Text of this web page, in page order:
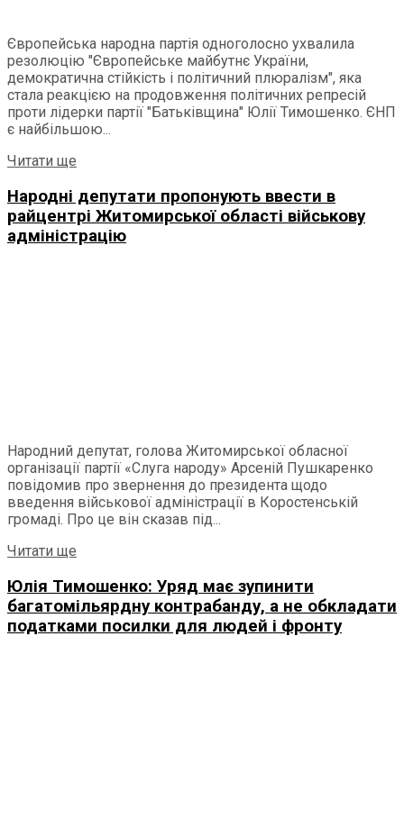
Європейська народна партія одноголосно ухвалила
резолюцію "Європейське майбутнє України,
демократична стійкість і політичний плюралізм", яка
стала реакцією на продовження політичних репресій
проти лідерки партії "Батьківщина" Юлії Тимошенко. ЄНП
є найбільшою...
Читати ще
Народні депутати пропонують ввести в
райцентрі Житомирської області військову
адміністрацію
Народний депутат, голова Житомирської обласної
організації партії «Слуга народу» Арсеній Пушкаренко
повідомив про звернення до президента щодо
введення військової адміністрації в Коростенській
громаді. Про це він сказав під...
Читати ще
Юлія Тимошенко: Уряд має зупинити
багатомільярдну контрабанду, а не обкладати
податками посилки для людей і фронту